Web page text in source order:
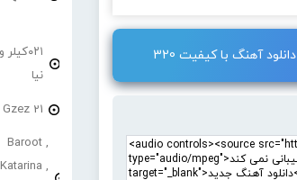
دانلود آهنگ با کیفیت 320
نیا
21 Gzez
Baroot ,
Katarina ,